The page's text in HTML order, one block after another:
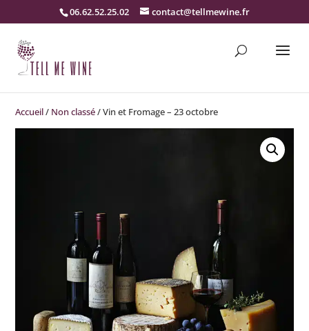
06.62.52.25.02 contact@tellmewine.fr
Accueil/ Non classé/ Vin et Fromage – 23 octobre